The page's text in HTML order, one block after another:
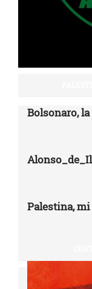
Bolsonaro,
Palestina,